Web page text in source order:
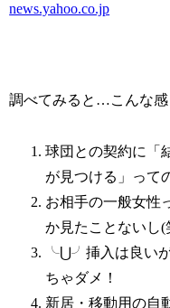
news.yahoo.co.jp
調べてみると…こんな感
球団との契約に「
が見つける」って
お相手の一般女性
か見たことないし(
╰⋃╯挿入は良い
ちゃダメ！
新居・移動用の自